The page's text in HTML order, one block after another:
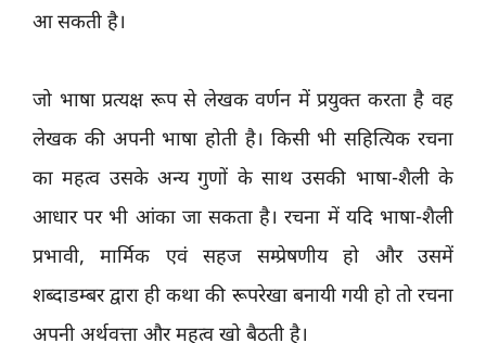
आ सकती है।
जो भाषा प्रत्यक्ष रूप से लेखक वर्णन में प्रयुक्त करता है वह
लेखक की अपनी भाषा होती है। किसी भी सहित्यिक रचना
का महत्व उसके अन्य गुणों के साथ उसकी भाषा-शैली के
आधार पर भी आंका जा सकता है। रचना में यदि भाषा-शैली
प्रभावी, मार्मिक एवं सहज सम्प्रेषणीय हो और उसमें
शब्दाडम्बर द्वारा ही कथा की रूपरेखा बनायी गयी हो तो रचना
अपनी अर्थवत्ता और महत्व खो बैठती है।